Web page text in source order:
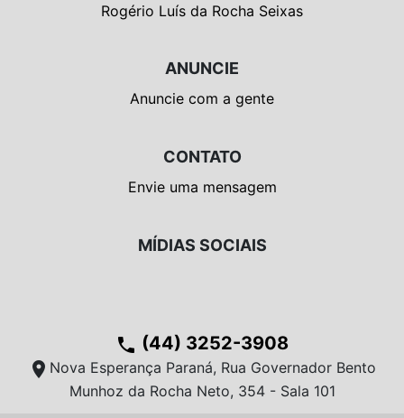
Rogério Luís da Rocha Seixas
ANUNCIE
Anuncie com a gente
CONTATO
Envie uma mensagem
MÍDIAS SOCIAIS
phone (44) 3252-3908
location_on Nova Esperança Paraná, Rua Governador Bento
Munhoz da Rocha Neto, 354 - Sala 101